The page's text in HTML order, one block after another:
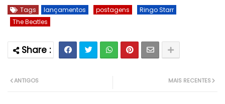
Tags lançamentos postagens
Ringo Starr
The Beatles
MAIS RECENTES
ANTIGOS